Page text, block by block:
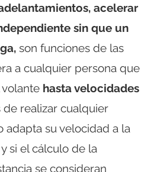
acelerar
sin que un
son funciones de las
a cualquier persona que
hasta velocidades
de realizar cualquier
adapta su velocidad a la
si el cálculo de la
se consideran